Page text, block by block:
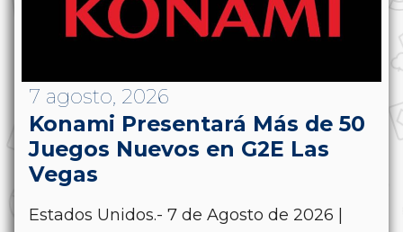
7 agosto, 2026
Konami Presentará Más de 50
Juegos Nuevos en G2E Las
Vegas
Estados Unidos.- 7 de Agosto de 2026 |